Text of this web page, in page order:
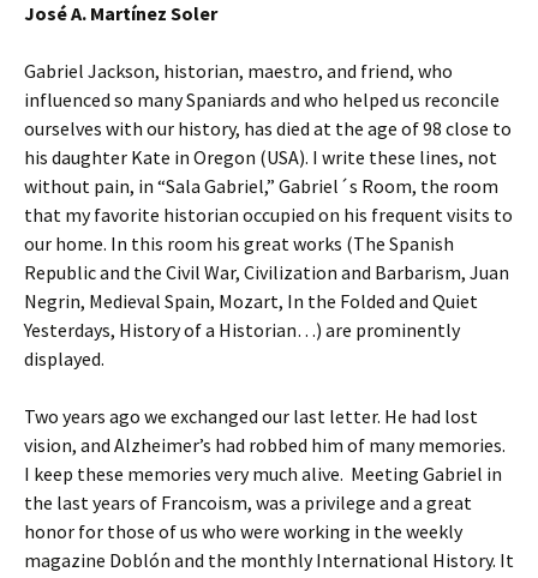
José A. Martínez Soler
Gabriel Jackson, historian, maestro, and friend, who
influenced so many Spaniards and who helped us reconcile
ourselves with our history, has died at the age of 98 close to
his daughter Kate in Oregon (USA). I write these lines, not
without pain, in “Sala Gabriel,” Gabriel´s Room, the room
that my favorite historian occupied on his frequent visits to
our home. In this room his great works (The Spanish
Republic and the Civil War, Civilization and Barbarism, Juan
Negrin, Medieval Spain, Mozart, In the Folded and Quiet
Yesterdays, History of a Historian…) are prominently
displayed.
Two years ago we exchanged our last letter. He had lost
vision, and Alzheimer’s had robbed him of many memories.
I keep these memories very much alive. Meeting Gabriel in
the last years of Francoism, was a privilege and a great
honor for those of us who were working in the weekly
magazine Doblón and the monthly International History. It